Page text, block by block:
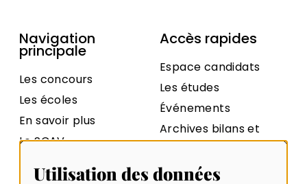
Navigation
principale
Les concours
Les écoles
En savoir plus
Le SCAV
Accès rapides
Espace candidats
Les études
Événements
Archives bilans et
statistiques
Archives sujets et
Utilisation des données